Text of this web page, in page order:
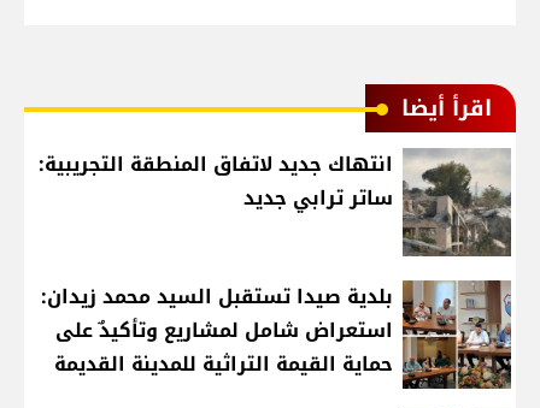
اقرأ أيضا
انتهاك جديد لاتفاق المنطقة التجريبية:
ساتر ترابي جديد
بلدية صيدا تستقبل السيد محمد زيدان:
استعراض شامل لمشاريع وتأكيدٌ على
حماية القيمة التراثية للمدينة القديمة